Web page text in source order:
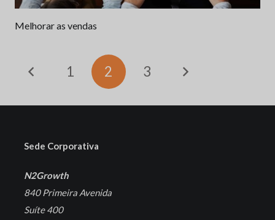
Melhorar as vendas
1 2 3
Sede Corporativa
N2Growth
840 Primeira Avenida
Suíte 400